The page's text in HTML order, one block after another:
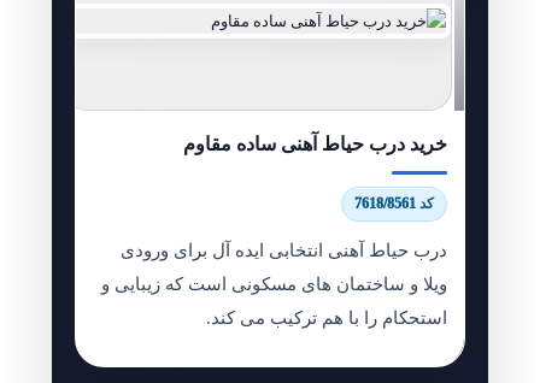
خرید درب حیاط آهنی ساده مقاوم
کد 7618/8561
درب حیاط آهنی انتخابی ایده آل برای ورودی
ویلا و ساختمان های مسکونی است که زیبایی و
استحکام را با هم ترکیب می کند.